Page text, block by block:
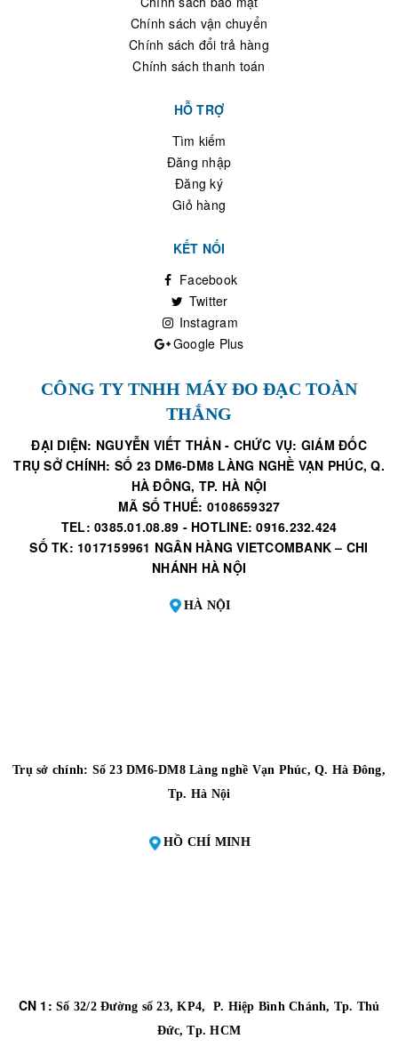
Chính sách vận chuyển
Chính sách đổi trả hàng
Chính sách thanh toán
HỖ TRỢ
Tìm kiếm
Đăng nhập
Đăng ký
Giỏ hàng
KẾT NỐI
Facebook
Twitter
Instagram
Google Plus
CÔNG TY TNHH MÁY ĐO ĐẠC TOÀN
THẮNG
ĐẠI DIỆN: NGUYỄN VIẾT THẢN - CHỨC VỤ: GIÁM ĐỐC
TRỤ SỞ CHÍNH: SỐ 23 DM6-DM8 LÀNG NGHỀ VẠN PHÚC, Q.
HÀ ĐÔNG, TP. HÀ NỘI
MÃ SỐ THUẾ: 0108659327
TEL: 0385.01.08.89 - HOTLINE: 0916.232.424
SỐ TK: 1017159961 NGÂN HÀNG VIETCOMBANK – CHI
NHÁNH HÀ NỘI
HÀ NỘI
Trụ sở chính: Số 23 DM6-DM8 Làng nghề Vạn Phúc, Q. Hà Đông,
Tp. Hà Nội
HỒ CHÍ MINH
CN 1: Số 32/2 Đường số 23, KP4, P. Hiệp Bình Chánh, Tp. Thủ
Đức, Tp. HCM